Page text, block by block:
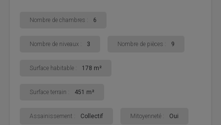
Nombre de chambres : 6
Nombre de niveaux : 3 Nombre de pièces : 9
Surface habitable : 178 m²
Surface terrain : 451 m²
Assainissement : Collectif Mitoyenneté : Oui